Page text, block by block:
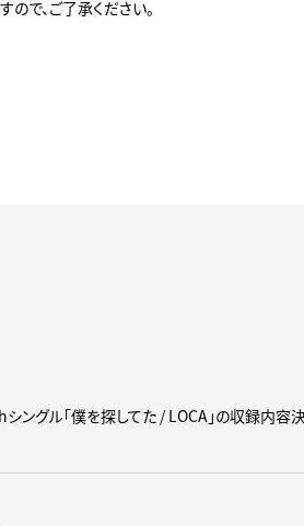
で、ご了承ください。
ングル「僕を探してた / LOCA」の収録内容